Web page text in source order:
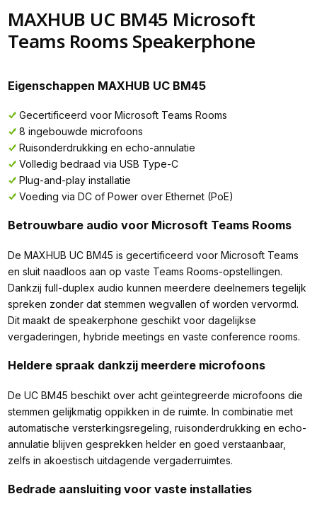
MAXHUB UC BM45 Microsoft
Teams Rooms Speakerphone
Eigenschappen MAXHUB UC BM45
Gecertificeerd voor Microsoft Teams Rooms
8 ingebouwde microfoons
Ruisonderdrukking en echo-annulatie
Volledig bedraad via USB Type-C
Plug-and-play installatie
Voeding via DC of Power over Ethernet (PoE)
Betrouwbare audio voor Microsoft Teams Rooms
De MAXHUB UC BM45 is gecertificeerd voor Microsoft Teams
en sluit naadloos aan op vaste Teams Rooms-opstellingen.
Dankzij full-duplex audio kunnen meerdere deelnemers tegelijk
spreken zonder dat stemmen wegvallen of worden vervormd.
Dit maakt de speakerphone geschikt voor dagelijkse
vergaderingen, hybride meetings en vaste conference rooms.
Heldere spraak dankzij meerdere microfoons
De UC BM45 beschikt over acht geïntegreerde microfoons die
stemmen gelijkmatig oppikken in de ruimte. In combinatie met
automatische versterkingsregeling, ruisonderdrukking en echo-
annulatie blijven gesprekken helder en goed verstaanbaar,
zelfs in akoestisch uitdagende vergaderruimtes.
Bedrade aansluiting voor vaste installaties